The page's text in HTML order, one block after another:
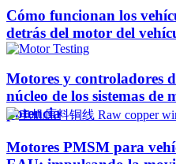
Cómo funcionan los
detrás del motor del
Motores y controladores
núcleo de los sistemas de
potencia
Motores PMSM para